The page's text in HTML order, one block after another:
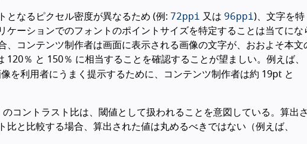
となるピクセル密度が異なるため (例: 72ppi 又は 96ppi)、文字を特
ケーションでのフォントのポイントサイズを特定することは当てにな
、コンテンツ制作者は画面に表示される画像の文字が、おおよそ本文
％ と 150％ に相当することを確認することが望ましい。例えば、
を利用者にうまく提示するために、コンテンツ制作者は約 19pt と
コントラスト比は、閾値として扱われることを意図している。算出さ
と比較する場合、算出された値は丸めるべきではない（例えば、